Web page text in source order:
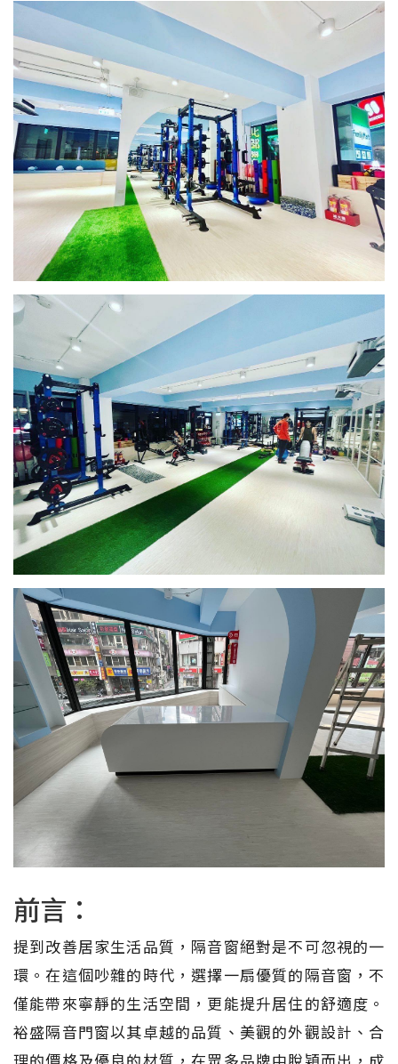
前言：
提到改善居家生活品質，隔音窗絕對是不可忽視的一
環。在這個吵雜的時代，選擇一扇優質的隔音窗，不
僅能帶來寧靜的生活空間，更能提升居住的舒適度。
裕盛隔音門窗以其卓越的品質、美觀的外觀設計、合